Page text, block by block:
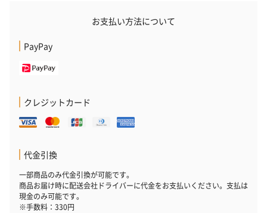
お支払い方法について
PayPay
クレジットカード
代金引換
一部商品のみ代金引換が可能です。
商品お届け時に配送会社ドライバーに代金をお支払いください。支払は
現金のみ可能です。
※手数料：330円